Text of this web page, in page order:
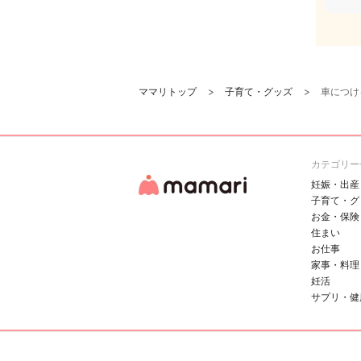
ママリトップ 子育て・グッズ 車につ
カテゴリ
妊娠・出産
子育て・
お金・保険
住まい
お仕事
家事・料理
妊活
サプリ・